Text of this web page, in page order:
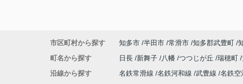
市区町村から探す 知多市 半田市 常滑市 知多郡武豊町
町名から探す
日長 新舞子 八幡 つつじが丘 瑞穂町
沿線から探す
名鉄常滑線 名鉄河和線 武豊線 名鉄空